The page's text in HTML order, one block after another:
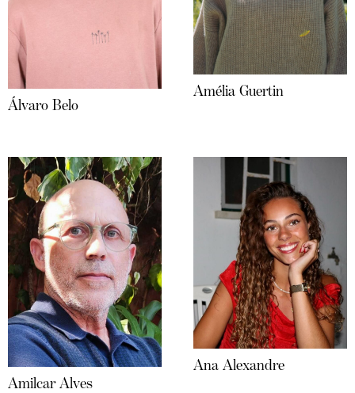
Álvaro Belo
Amélia Guertin
Amilcar Alves
Ana Alexandre